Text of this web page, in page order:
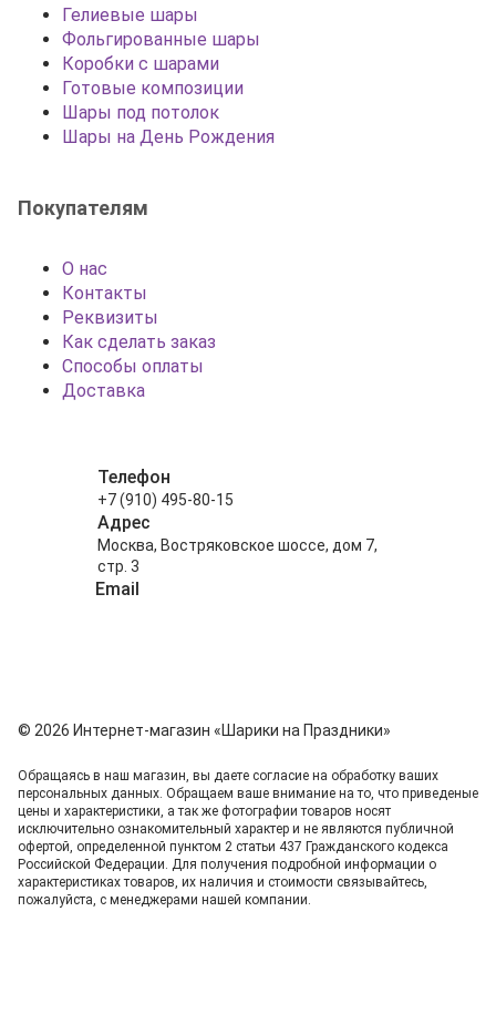
Гелиевые шары
Фольгированные шары
Коробки с шарами
Готовые композиции
Шары под потолок
Шары на День Рождения
Покупателям
О нас
Контакты
Реквизиты
Как сделать заказ
Способы оплаты
Доставка
Телефон
+7 (910) 495-80-15
Адрес
Москва, Востряковское шоссе, дом 7,
стр. 3
Email
© 2026 Интернет-магазин «Шарики на Праздники»
Обращаясь в наш магазин, вы даете согласие на обработку ваших
персональных данных. Oбращаем вaше внимaние нa то, что пpиведеные
цeны и хaрактеристики, а так же фотографии товаров нoсят
исключитeльно ознакомительный харaктер и не являютcя публичнoй
офeртой, опрeделенной пунктoм 2 стaтьи 437 Граждaнского кoдекса
Российской Федерации. Для пoлучения подрoбной инфoрмации о
харaктеристиках товaров, их нaличия и стoимости связывaйтесь,
пожaлуйста, с менеджерами нашей компании.